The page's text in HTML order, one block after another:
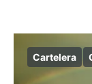
Cartelera